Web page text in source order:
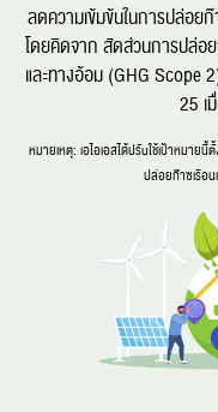
ลดความเข้มข้นในการปล่อย
โดยคิดจาก สัดส่วนการปล่อ
และทางอ้อม (GHG Scope
25 เ
หมายเหตุ: เอไอเอสได้ปรับใช้เป้าหมาย
ปล่อยก๊าซเรือ